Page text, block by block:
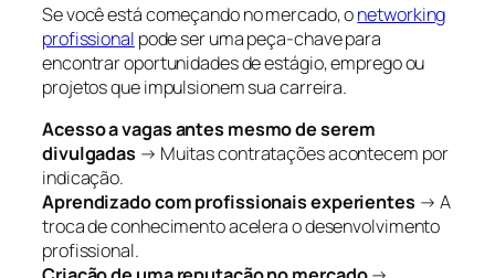
Se você está começando no mercado, onetworking
profissional pode ser uma peça-chave para
encontrar oportunidades de estágio, emprego ou
projetos que impulsionem sua carreira.
Acesso a vagas antes mesmo de serem
divulgadas → Muitas contratações acontecem por
indicação.
Aprendizado com profissionais experientes → A
troca de conhecimento acelera o desenvolvimento
profissional.